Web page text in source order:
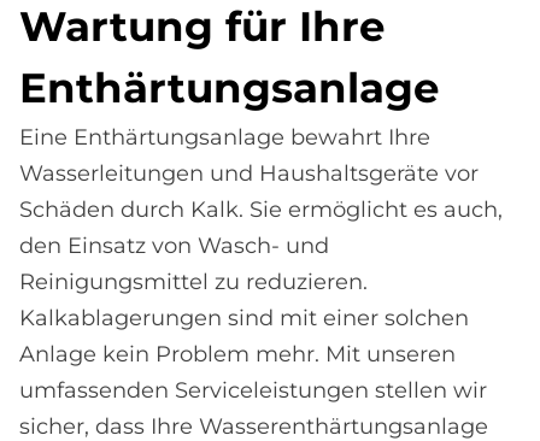
War­tung für Ihre
Ent­här­tungs­an­la­ge
Eine Enthärtungsanlage bewahrt Ihre
Wasserleitungen und Haushaltsgeräte vor
Schäden durch Kalk. Sie ermöglicht es auch,
den Einsatz von Wasch- und
Reinigungsmittel zu reduzieren.
Kalkablagerungen sind mit einer solchen
Anlage kein Problem mehr. Mit unseren
umfassenden Serviceleistungen stellen wir
sicher, dass Ihre Wasserenthärtungsanlage